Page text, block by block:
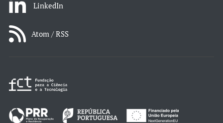
LinkedIn
Atom / RSS